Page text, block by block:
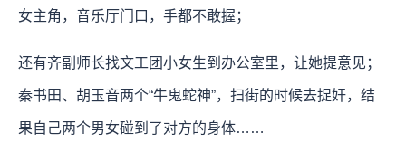
女主角，音乐厅门口，手都不敢握；
还有齐副师长找文工团小女生到办公室里，让她提意见；
秦书田、胡玉音两个“牛鬼蛇神”，扫街的时候去捉奸，结
果自己两个男女碰到了对方的身体……